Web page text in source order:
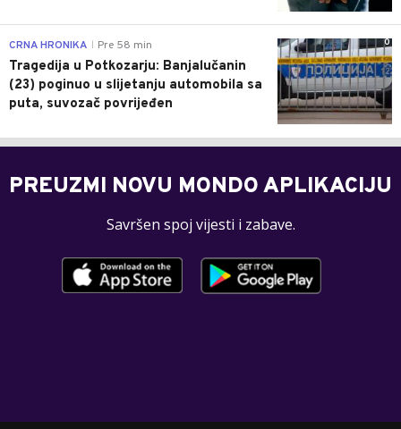
0
CRNA HRONIKA Pre 58 min
Tragedija u Potkozarju: Banjalučanin
(23) poginuo u slijetanju automobila sa
puta, suvozač povrijeđen
PREUZMI NOVU MONDO APLIKACIJU
Savršen spoj vijesti i zabave.